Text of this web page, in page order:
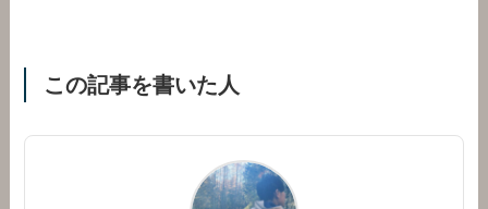
この記事を書いた人